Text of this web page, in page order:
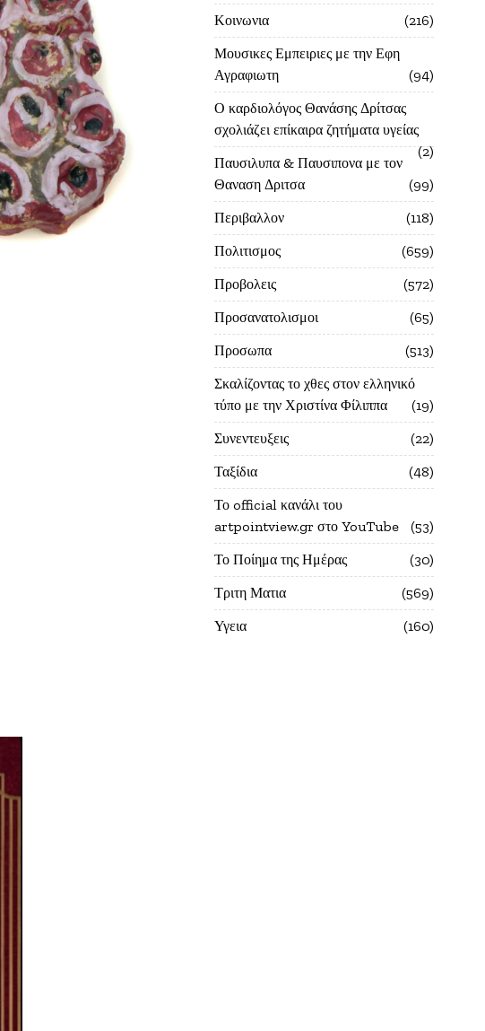
Κοινωνια
216
Μουσικες Εμπειριες με την Εφη
Αγραφιωτη
94
Ο καρδιολόγος Θανάσης Δρίτσας
σχολιάζει επίκαιρα ζητήματα υγείας
2
Παυσιλυπα & Παυσιπονα με τον
Θαναση Δριτσα
99
Περιβαλλον
118
Πολιτισμος
659
Προβολεις
572
Προσανατολισμοι
65
Προσωπα
513
Σκαλίζοντας το χθες στον ελληνικό
τύπο με την Χριστίνα Φίλιππα
19
Συνεντευξεις
22
Ταξίδια
48
Το official κανάλι του
artpointview.gr στο YouTube
53
Το Ποίημα της Ημέρας
30
Τριτη Ματια
569
Υγεια
160